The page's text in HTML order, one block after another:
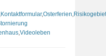
Kontaktformular,Osterferien Risikogebiet
Videoleben